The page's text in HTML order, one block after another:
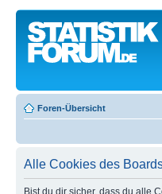
Foren-Übersicht
Alle Cookies des
Bist du dir sicher, dass du alle